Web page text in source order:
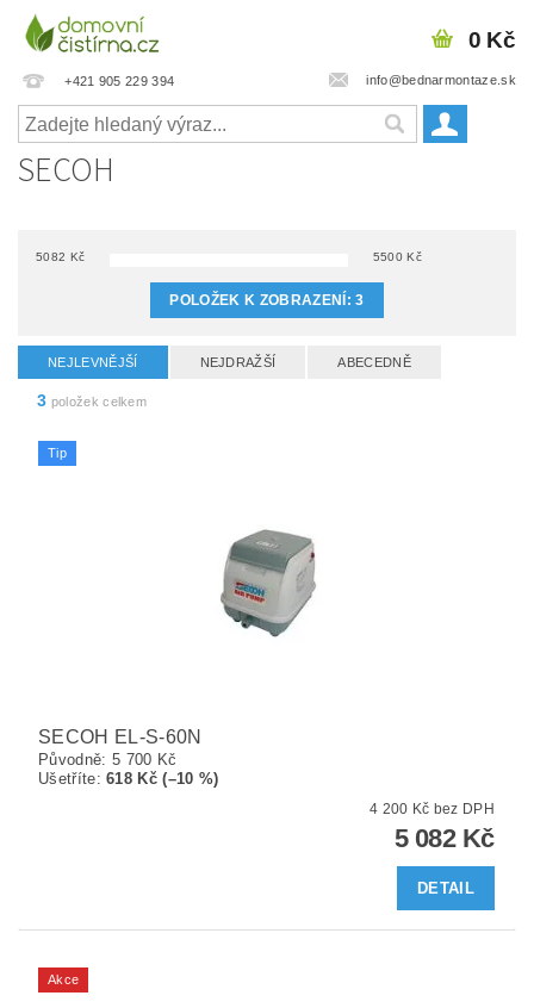
+421 905 229 394 info@bednarmontaze.sk
0 Kč
SECOH
5082 Kč 5500 Kč
POLOŽEK K ZOBRAZENÍ:3
NEJLEVNĚJŠÍ NEJDRAŽŠÍ ABECEDNĚ
3 položek celkem
Tip
SECOH EL-S-60N
Původně: 5 700 Kč
Ušetříte:618 Kč (–10 %)
4 200 Kč bez DPH
5 082 Kč
DETAIL
Akce